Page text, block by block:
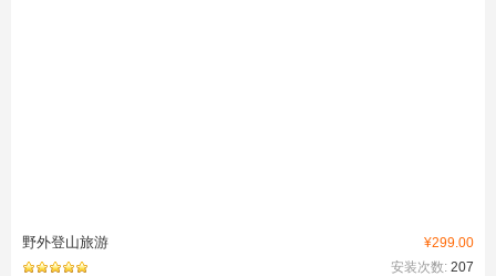
¥299.00
野外登山旅游
安装次数: 207